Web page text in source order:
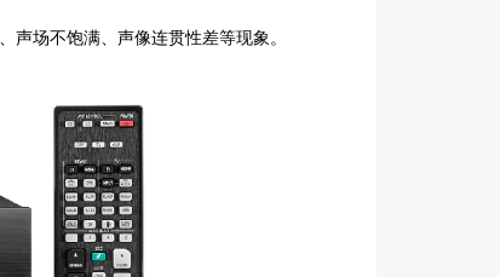
场不饱满、声像连贯性差等现象。